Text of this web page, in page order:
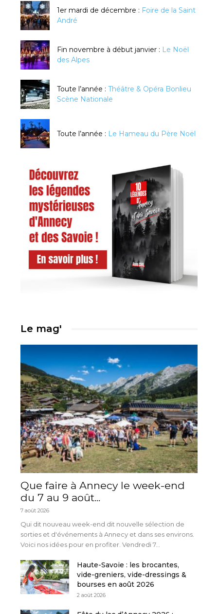
1er mardi de décembre : Foire de la Saint
André
Fin novembre à début janvier : Le Noël
des Alpes
Toute l’année : Théâtre & Opéra Bonlieu
Scène Nationale
Toute l’année : Le Hameau du Père Noël
Le mag'
Que faire à Annecy le week-end
du 7 au 9 août...
7 août 2026
Qui dit nouveau week-end dit nouvelle sélection de
sorties et d'événements à Annecy et dans ses environs.
Voici nos idées pour en profiter. Vendredi 7...
Haute-Savoie : les brocantes,
vide-greniers, vide-dressings &
bourses en août 2026
2 août 2026